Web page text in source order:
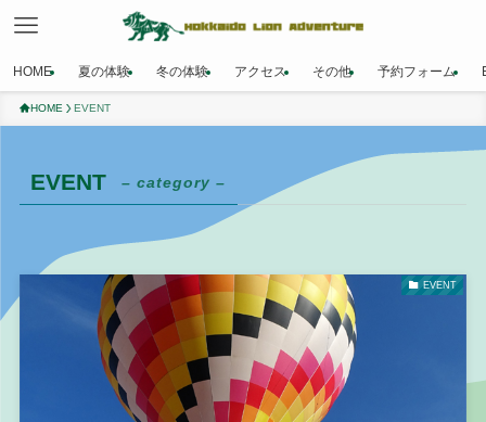
HOME 夏の体験 冬の体験 アクセス その他 予約フォーム
HOME EVENT
EVENT – category –
EVENT